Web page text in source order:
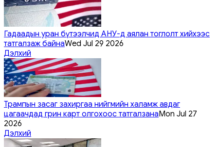
Гадаадын уран бүтээлчид АНУ-д аялан тоглолт хийхээс
татгалзаж байнаWed Jul 29 2026
Дэлхий
Трампын засаг захиргаа нийгмийн халамж авдаг
цагаачдад грин карт олгохоос татгалзанаMon Jul 27
2026
Дэлхий